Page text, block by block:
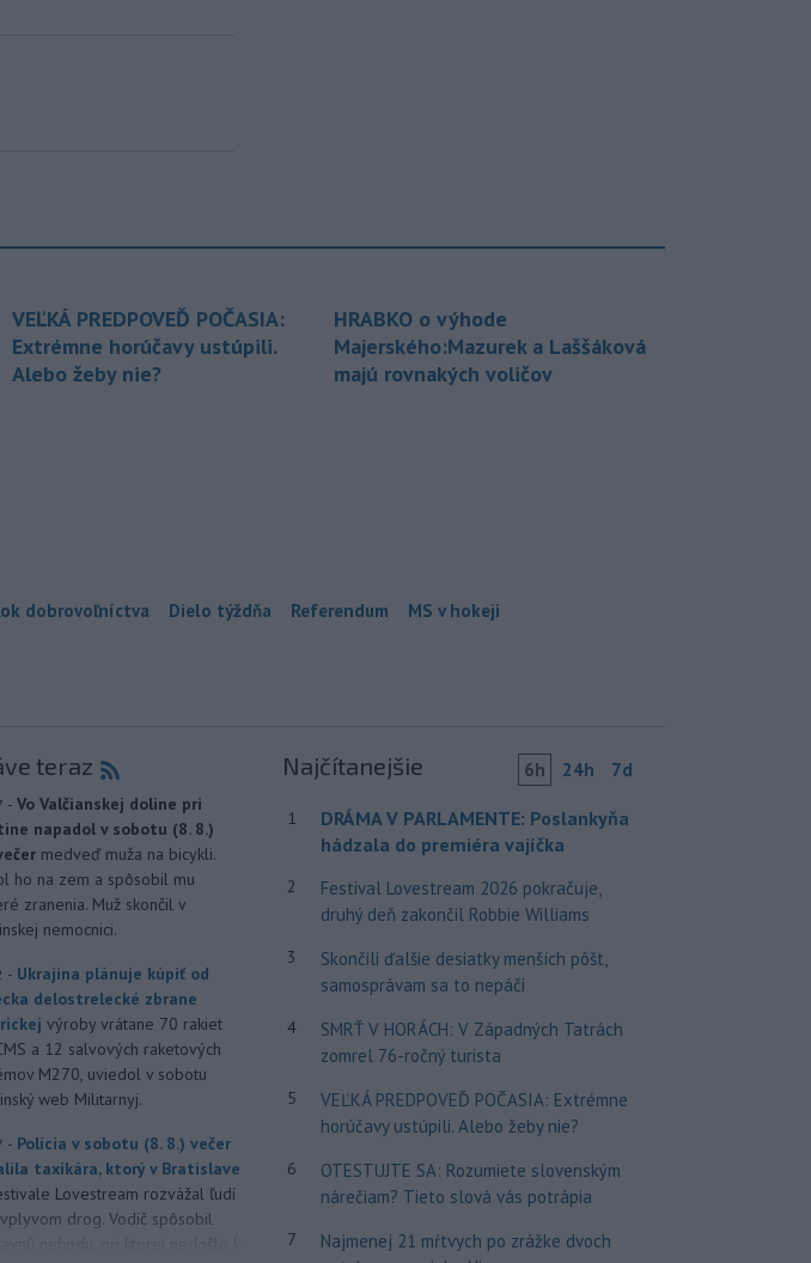
VEĽKÁ PREDPOVEĎ POČASIA:
Extrémne horúčavy ustúpili.
Alebo žeby nie?
HRABKO o výhode
Majerského:Mazurek a Laššáková
majú rovnakých voličov
dobrovoľníctva Dielo týždňa Referendum MS v hokeji
teraz
- Vo Valčianskej doline pri
napadol v sobotu (8. 8.)
medveď muža na bicykli.
ho na zem a spôsobil mu
zranenia. Muž skončil v
nemocnici.
- Ukrajina plánuje kúpiť od
delostrelecké zbrane
výroby vrátane 70 rakiet
a 12 salvových raketových
M270, uviedol v sobotu
web Militarnyj.
- Polícia v sobotu (8. 8.) večer
taxikára, ktorý v Bratislave
Lovestream rozvážal ľudí
drog. Vodič spôsobil
Najčítanejšie 6h 24h 7d
1
DRÁMA V PARLAMENTE: Poslankyňa
hádzala do premiéra vajíčka
2
Festival Lovestream 2026 pokračuje,
druhý deň zakončil Robbie Williams
3
Skončili ďalšie desiatky menších pôšt,
samosprávam sa to nepáči
4
SMRŤ V HORÁCH: V Západných Tatrách
zomrel 76-ročný turista
5
VEĽKÁ PREDPOVEĎ POČASIA: Extrémne
horúčavy ustúpili. Alebo žeby nie?
6
OTESTUJTE SA: Rozumiete slovenským
nárečiam? Tieto slová vás potrápia
7
Najmenej 21 mŕtvych po zrážke dvoch